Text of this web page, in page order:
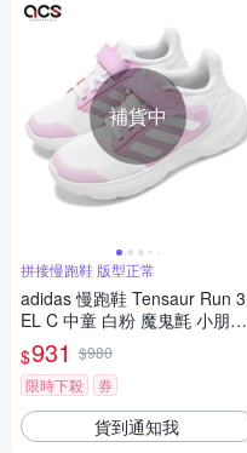
補貨中
拼接慢跑鞋 版型正常
adidas 慢跑鞋 Tensaur Run 3
EL C 中童 白粉 魔鬼氈 小朋友
運動鞋 愛迪達 IE5992
$931 $980
限時下殺
券
貨到通知我